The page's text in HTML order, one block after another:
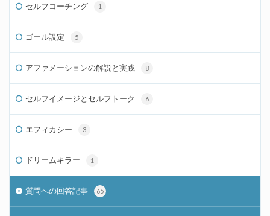
セルフコーチング 1
ゴール設定 5
アファメーションの解説と実践 8
セルフイメージとセルフトーク 6
エフィカシー 3
ドリームキラー 1
質問への回答記事 65